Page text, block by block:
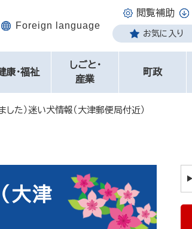
Foreign language
閲覧補助
お気に入り
康・福祉
しごと・
産業
町政
した）迷い犬情報（大津郵便局付近）
大津